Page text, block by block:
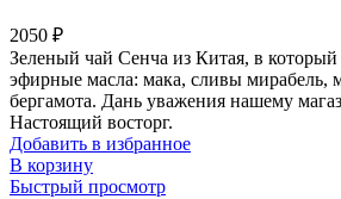
2050 ₽
Зеленый чай Сенча из Китая, в
эфирные масла: мака, сливы мирабель,
бергамота. Дань уважения нашему
Настоящий восторг.
Добавить в избранное
В корзину
Быстрый просмотр